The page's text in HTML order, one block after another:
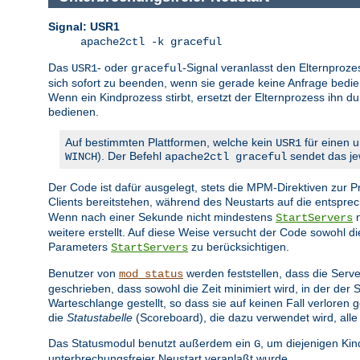
Signal: USR1
apache2ctl -k graceful
Das USR1- oder graceful-Signal veranlasst den
sich sofort zu beenden, wenn sie gerade keine Anfrage
Wenn ein Kindprozess stirbt, ersetzt der Elternprozess ihn
bedienen.
Auf bestimmten Plattformen, welche kein USR1 für einen
WINCH). Der Befehl apache2ctl graceful sendet das
Der Code ist dafür ausgelegt, stets die MPM-Direktiven zur
Clients bereitstehen, während des Neustarts auf die
Wenn nach einer Sekunde nicht mindestens StartServers
weitere erstellt. Auf diese Weise versucht der Code sowohl
Parameters StartServers zu berücksichtigen.
Benutzer von mod_status werden feststellen, dass die
geschrieben, dass sowohl die Zeit minimiert wird, in der der
Warteschlange gestellt, so dass sie auf keinen Fall
die Statustabelle (Scoreboard), die dazu verwendet wird,
Das Statusmodul benutzt außerdem ein G, um diejenigen